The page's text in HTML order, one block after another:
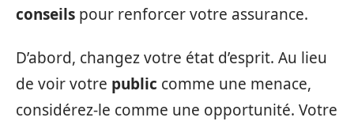
conseils pour renforcer votre assurance.
D’abord, changez votre état d’esprit. Au lieu
de voir votre public comme une menace,
considérez-le comme une opportunité. Votre